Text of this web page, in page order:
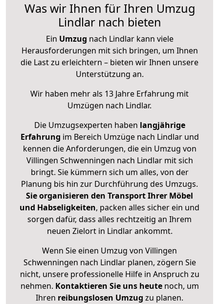
Was wir Ihnen für Ihren Umzug
Lindlar nach bieten
Ein Umzug nach Lindlar kann viele
Herausforderungen mit sich bringen, um Ihnen
die Last zu erleichtern – bieten wir Ihnen unsere
Unterstützung an.
Wir haben mehr als 13 Jahre Erfahrung mit
Umzügen nach Lindlar.
Die Umzugsexperten haben langjährige
Erfahrung im Bereich Umzüge nach Lindlar und
kennen die Anforderungen, die ein Umzug von
Villingen Schwenningen nach Lindlar mit sich
bringt. Sie kümmern sich um alles, von der
Planung bis hin zur Durchführung des Umzugs.
Sie organisieren den Transport Ihrer Möbel
und Habseligkeiten, packen alles sicher ein und
sorgen dafür, dass alles rechtzeitig an Ihrem
neuen Zielort in Lindlar ankommt.
Wenn Sie einen Umzug von Villingen
Schwenningen nach Lindlar planen, zögern Sie
nicht, unsere professionelle Hilfe in Anspruch zu
nehmen. Kontaktieren Sie uns heutenoch, um
Ihren reibungslosen Umzug zu planen.